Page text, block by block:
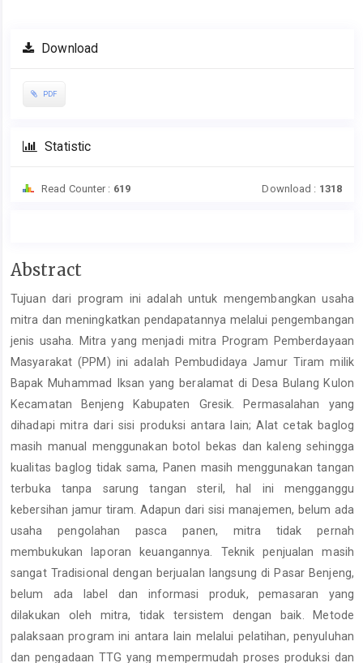
Download
PDF
Statistic
Read Counter : 619 Download : 1318
Main
Content
Abstract
Tujuan dari program ini adalah untuk mengembangkan usaha
mitra dan meningkatkan pendapatannya melalui pengembangan
jenis usaha. Mitra yang menjadi mitra Program Pemberdayaan
Masyarakat (PPM) ini adalah Pembudidaya Jamur Tiram milik
Bapak Muhammad Iksan yang beralamat di Desa Bulang Kulon
Kecamatan Benjeng Kabupaten Gresik. Permasalahan yang
dihadapi mitra dari sisi produksi antara lain; Alat cetak baglog
masih manual menggunakan botol bekas dan kaleng sehingga
kualitas baglog tidak sama, Panen masih menggunakan tangan
terbuka tanpa sarung tangan steril, hal ini mengganggu
kebersihan jamur tiram. Adapun dari sisi manajemen, belum ada
usaha pengolahan pasca panen, mitra tidak pernah
membukukan laporan keuangannya. Teknik penjualan masih
sangat Tradisional dengan berjualan langsung di Pasar Benjeng,
belum ada label dan informasi produk, pemasaran yang
dilakukan oleh mitra, tidak tersistem dengan baik. Metode
palaksaan program ini antara lain melalui pelatihan, penyuluhan
dan pengadaan TTG yang mempermudah proses produksi dan